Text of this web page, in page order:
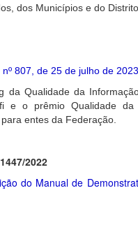
dos Municípios e do
807, de 25 de julho de 2023
da Qualidade da
e o prêmio Qualidade da
entes da Federação.
2022
do Manual de